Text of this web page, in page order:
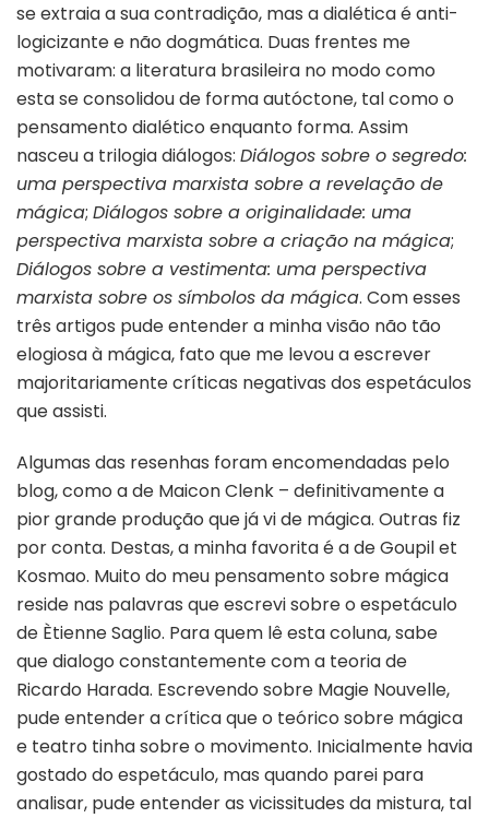
se extraia a sua contradição, mas a dialética é anti-
logicizante e não dogmática. Duas frentes me
motivaram: a literatura brasileira no modo como
esta se consolidou de forma autóctone, tal como o
pensamento dialético enquanto forma. Assim
nasceu a trilogia diálogos: Diálogos sobre o segredo:
uma perspectiva marxista sobre a revelação de
mágica; Diálogos sobre a originalidade: uma
perspectiva marxista sobre a criação na mágica;
Diálogos sobre a vestimenta: uma perspectiva
marxista sobre os símbolos da mágica. Com esses
três artigos pude entender a minha visão não tão
elogiosa à mágica, fato que me levou a escrever
majoritariamente críticas negativas dos espetáculos
que assisti.
Algumas das resenhas foram encomendadas pelo
blog, como a de Maicon Clenk – definitivamente a
pior grande produção que já vi de mágica. Outras fiz
por conta. Destas, a minha favorita é a de Goupil et
Kosmao. Muito do meu pensamento sobre mágica
reside nas palavras que escrevi sobre o espetáculo
de Ètienne Saglio. Para quem lê esta coluna, sabe
que dialogo constantemente com a teoria de
Ricardo Harada. Escrevendo sobre Magie Nouvelle,
pude entender a crítica que o teórico sobre mágica
e teatro tinha sobre o movimento. Inicialmente havia
gostado do espetáculo, mas quando parei para
analisar, pude entender as vicissitudes da mistura, tal